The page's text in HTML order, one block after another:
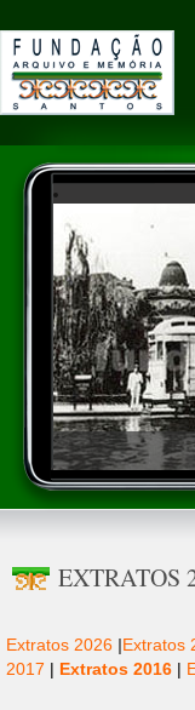
EXTRATOS
Extratos 2026 |Extratos
2017 | Extratos 2016 |